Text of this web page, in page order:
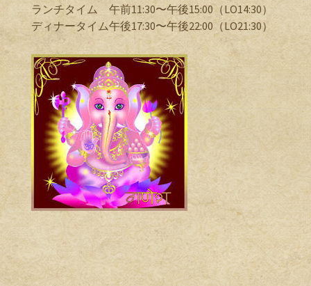
ランチタイム 午前11:30〜午後15:00（LO14:30）
ディナータイム午後17:30〜午後22:00（LO21:30）